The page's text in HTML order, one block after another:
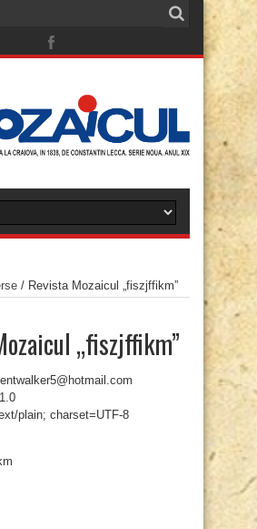
/ Revista Mozaicul „fiszjffikm”
„fiszjffikm”
plain; charset=UTF-8